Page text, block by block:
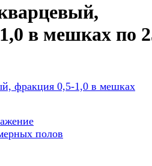
в мешках по
полов